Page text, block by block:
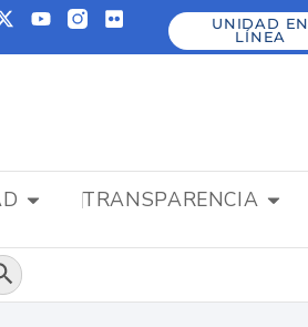
UNIDAD EN
LÍNEA
TRANSPARENCIA
de búsqueda